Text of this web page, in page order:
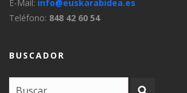
E-Mail: info@euskarabidea.es
Teléfono: 848 42 60 54
BUSCADOR